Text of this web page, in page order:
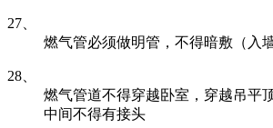
27、
燃气管必须做明管，不得暗敷（入
28、
燃气管道不得穿越卧室，穿越吊平
中间不得有接头